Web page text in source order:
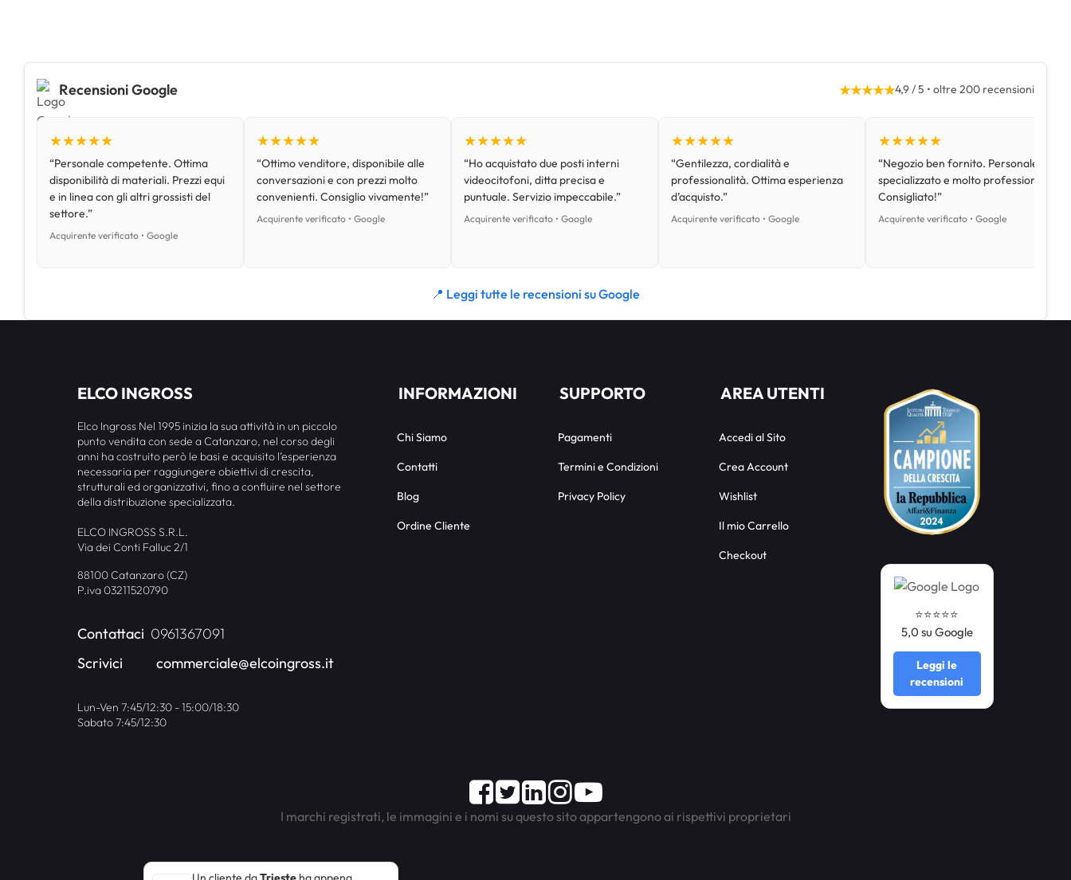
Recensioni Google ★★★★★4,9 / 5 • oltre 200 recensioni
★★★★★
“Personale competente. Ottima
disponibilità di materiali. Prezzi equi
e in linea con gli altri grossisti del
settore.”
Acquirente verificato • Google
★★★★★
“Ottimo venditore, disponibile alle
conversazioni e con prezzi molto
convenienti. Consiglio vivamente!”
Acquirente verificato • Google
★★★★★
“Ho acquistato due posti interni
videocitofoni, ditta precisa e
puntuale. Servizio impeccabile.”
Acquirente verificato • Google
★★★★★
“Gentilezza, cordialità e
professionalità. Ottima esperienza
d’acquisto.”
Acquirente verificato • Google
★★★★★
“Negozio ben fornito. Personale
specializzato e molto professionale.
Consigliato!”
Acquirente verificato • Google
📍 Leggi tutte le recensioni su Google
ELCO INGROSS
Elco Ingross Nel 1995 inizia la sua attività in un piccolo
punto vendita con sede a Catanzaro, nel corso degli
anni ha costruito però le basi e acquisito l’esperienza
necessaria per raggiungere obiettivi di crescita,
strutturali ed organizzativi, fino a confluire nel settore
della distribuzione specializzata.
ELCO INGROSS S.R.L.
Via dei Conti Falluc 2/1
88100 Catanzaro (CZ)
P.iva 03211520790
Contattaci 0961367091
Scrivici
commerciale@elcoingross.it
Lun-Ven 7:45/12:30 - 15:00/18:30
Sabato 7:45/12:30
INFORMAZIONI
Chi Siamo
Contatti
Blog
Ordine Cliente
SUPPORTO
Pagamenti
Termini e Condizioni
Privacy Policy
AREA UTENTI
Accedi al Sito
Crea Account
Wishlist
Il mio Carrello
Checkout
⭐️⭐️⭐️⭐️⭐️
5,0 su Google
Leggi le
recensioni
Facebook
TwitterLinkedInInstagram
Youtube
I marchi registrati, le immagini e i nomi su questo sito appartengono ai rispettivi proprietari